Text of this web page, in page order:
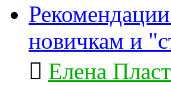
новичкам и
Елена